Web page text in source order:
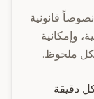
قانونية
وإمكانية
ملحوظ.
0.25 دولار لكل دقيقة